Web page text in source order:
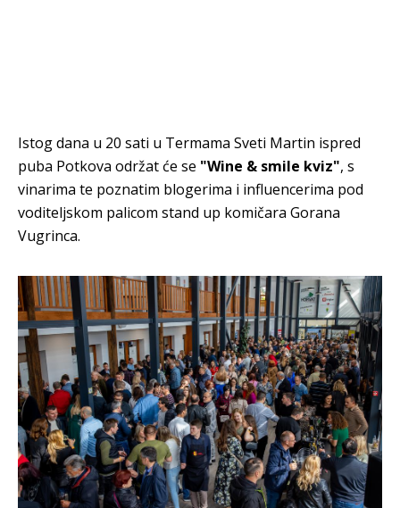
Istog dana u 20 sati u Termama Sveti Martin ispred
puba Potkova održat će se "Wine & smile kviz", s
vinarima te poznatim blogerima i influencerima pod
voditeljskom palicom stand up komičara Gorana
Vugrinca.